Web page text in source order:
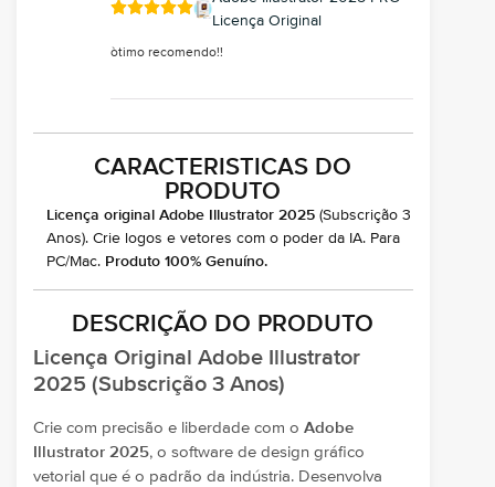
Licença Original
òtimo recomendo!!
CARACTERISTICAS DO
PRODUTO
Licença original Adobe Illustrator 2025 (Subscrição 3
Anos). Crie logos e vetores com o poder da IA. Para
PC/Mac. Produto 100% Genuíno.
DESCRIÇÃO DO PRODUTO
Licença Original Adobe Illustrator
2025 (Subscrição 3 Anos)
Crie com precisão e liberdade com o Adobe
Illustrator 2025, o software de design gráfico
vetorial que é o padrão da indústria. Desenvolva